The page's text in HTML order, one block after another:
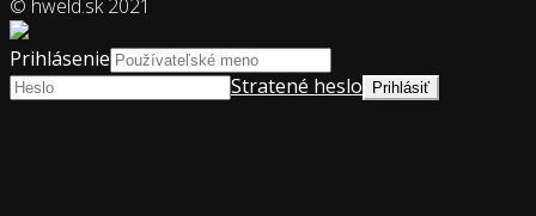
© hweld.sk 2021
Prihlásenie
Stratené heslo